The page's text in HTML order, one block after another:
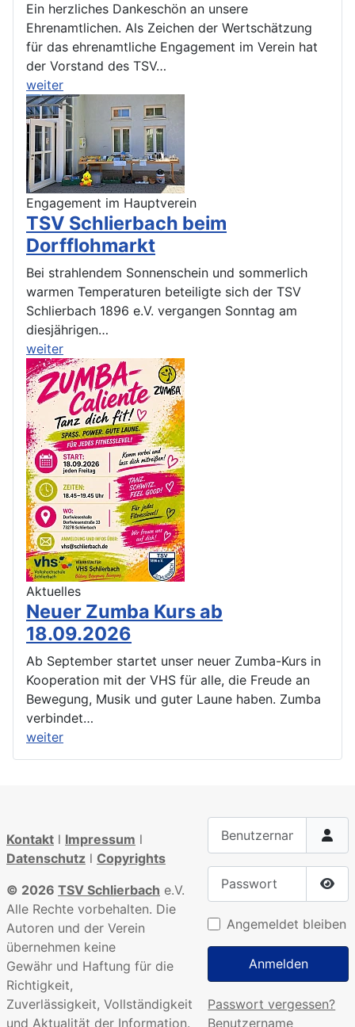
Ein herzliches Dankeschön an unsere
Ehrenamtlichen. Als Zeichen der Wertschätzung
für das ehrenamtliche Engagement im Verein hat
der Vorstand des TSV…
weiter
Engagement im Hauptverein
TSV Schlierbach beim
Dorfflohmarkt
Bei strahlendem Sonnenschein und sommerlich
warmen Temperaturen beteiligte sich der TSV
Schlierbach 1896 e.V. vergangen Sonntag am
diesjährigen…
weiter
Aktuelles
Neuer Zumba Kurs ab
18.09.2026
Ab September startet unser neuer Zumba-Kurs in
Kooperation mit der VHS für alle, die Freude an
Bewegung, Musik und guter Laune haben. Zumba
verbindet…
weiter
Kontakt l Impressum l
Datenschutz l Copyrights
© 2026 TSV Schlierbach e.V.
Alle Rechte vorbehalten. Die
Autoren und der Verein
übernehmen keine
Gewähr und Haftung für die
Richtigkeit,
Zuverlässigkeit, Vollständigkeit
und Aktualität der Information.
Angemeldet bleiben
Anmelden
Passwort vergessen?
Benutzername